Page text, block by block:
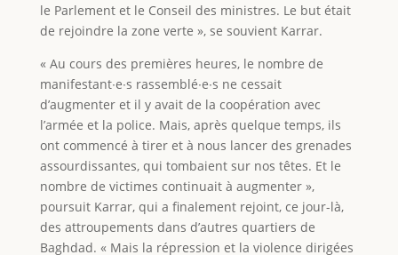
le Parlement et le Conseil des ministres. Le but était
de rejoindre la zone verte », se souvient Karrar.
« Au cours des premières heures, le nombre de
manifestant∙e∙s rassemblé∙e∙s ne cessait
d’augmenter et il y avait de la coopération avec
l’armée et la police. Mais, après quelque temps, ils
ont commencé à tirer et à nous lancer des grenades
assourdissantes, qui tombaient sur nos têtes. Et le
nombre de victimes continuait à augmenter »,
poursuit Karrar, qui a finalement rejoint, ce jour-là,
des attroupements dans d’autres quartiers de
Baghdad. « Mais la répression et la violence dirigées